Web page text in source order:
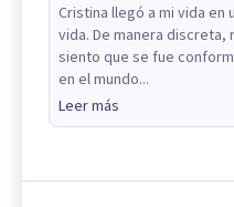
Cristina llegó a mi vida en
vida. De manera
siento que se fue
en el mundo...
Leer más